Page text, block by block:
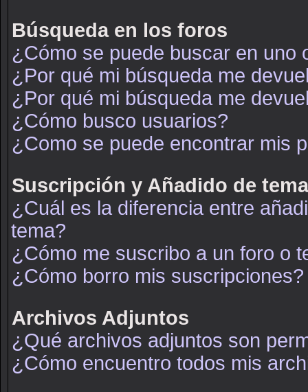
Búsqueda en los foros
¿Cómo se puede buscar en uno
¿Por qué mi búsqueda me
¿Por qué mi búsqueda me
¿Cómo busco usuarios?
¿Como se puede encontrar mis
Suscripción y Añadido de
¿Cuál es la diferencia entre
tema?
¿Cómo me suscribo a un foro o
¿Cómo borro mis suscripciones?
Archivos Adjuntos
¿Qué archivos adjuntos son
¿Cómo encuentro todos mis